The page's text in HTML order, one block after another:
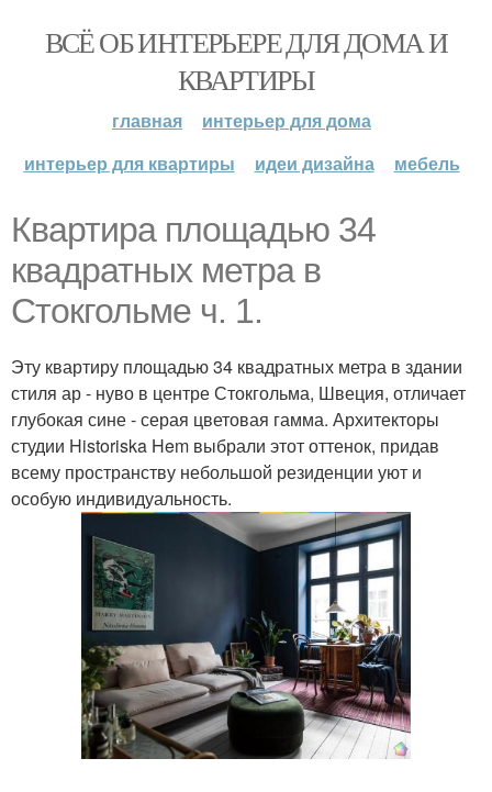
ВСЁ ОБ ИНТЕРЬЕРЕ ДЛЯ ДОМА И
КВАРТИРЫ
главная
интерьер для дома
интерьер для квартиры
идеи дизайна мебель
Квартира площадью 34
квадратных метра в
Стокгольме ч. 1.
Эту квартиру площадью 34 квадратных метра в здании
стиля ар - нуво в центре Стокгольма, Швеция, отличает
глубокая сине - серая цветовая гамма. Архитекторы
студии Historiska Hem выбрали этот оттенок, придав
всему пространству небольшой резиденции уют и
особую индивидуальность.